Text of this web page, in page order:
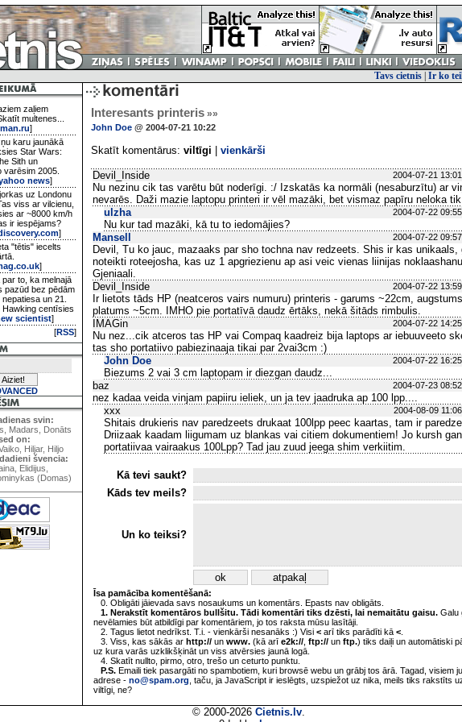
Tavs cietnis Ir ko
zaļiem
multenes...
]
karu jaunākā
Star Wars:
Sith un
varēsim 2005.
news]
uz Londonu
viss ar vilcienu,
ar ~8000 km/h
ir iespējams?
]
"tētis" iecelts
]
par to, ka melnajā
pazūd bez pēdām
un 21.
Hawking centīsies
scientist]
[RSS]
svin:
Madars, Donāts
on:
Hiljar, Hiljo
švencia:
Elidijus,
(Domas)
Interesants printeris »»
John Doe @ 2004-07-21 10:22
Skatīt komentārus: viltīgi vienkārši
Devil_Inside 2004-07-21
Nu nezinu cik tas varētu būt noderīgi. :/ Izskatās ka normāli (nesaburzītu) ar
nevarēs. Daži mazie laptopu printeri ir vēl mazāki, bet vismaz papīru neloka
ulzha
2004-07-22
Nu kur tad mazāki, kā tu to iedomājies?
Mansell
2004-07-22
Devil, Tu ko jauc, mazaaks par sho tochna nav redzeets. Shis ir kas unikaals,
noteikti roteejosha, kas uz 1 apgriezienu ap asi veic vienas liinijas
Gjeniaali.
Devil_Inside
2004-07-22
Ir lietots tāds HP (neatceros vairs numuru) printeris - garums ~22cm,
platums ~5cm. IMHO pie portatīvā daudz ērtāks, nekā šitāds rimbulis.
IMAGin
2004-07-22
Nu nez...cik atceros tas HP vai Compaq kaadreiz bija laptops ar iebuuveeto
tas sho portatiivo pabiezinaaja tikai par 2vai3cm :)
John Doe
2004-07-22
Biezums 2 vai 3 cm laptopam ir diezgan daudz...
baz
2004-07-23
nez kadaa veida vinjam papiiru ieliek, un ja tev jaadruka ap 100 lpp....
xxx
2004-08-09
Shitais drukieris nav paredzeets drukaat 100lpp peec kaartas, tam ir
Driizaak kaadam liigumam uz blankas vai citiem dokumentiem! Jo kursh
portatiivaa vairaakus 100Lpp? Tad jau zuud jeega shim verkiitim.
Kā tevi saukt?
Kāds tev meils?
Un ko teiksi?
Īsa pamācība komentēšanā:
0. Obligāti jāievada savs nosaukums un komentārs. Epasts nav obligāts.
1. Nerakstīt komentāros bullšitu. Tādi komentāri tiks dzēsti, lai nemaitātu gaisu. Galu
nevēlamies būt atbildīgi par komentāriem, jo tos raksta mūsu lasītāji.
2. Tagus lietot nedrīkst. T.i. - vienkārši nesanāks :) Visi < arī tiks parādīti kā <
3. Viss, kas sākās ar http:// un www. (kā arī e2k:// ftp:// un ftp.) tiks daiļi un automātiski
uz kura varās uzklikšķināt un viss atvērsies jaunā logā.
4. Skatīt nullto, pirmo, otro, trešo un ceturto punktu.
P.S. Emaili tiek pasargāti no spambotiem, kuri browsē webu un grābj tos ārā. Tagad, visiem
adrese - no@spam.org , taču, ja JavaScript ir ieslēgts, uzspiežot uz nika, meils tiks rakstīts
viltīgi, ne?
© 2000-2026 Cietnis.lv.